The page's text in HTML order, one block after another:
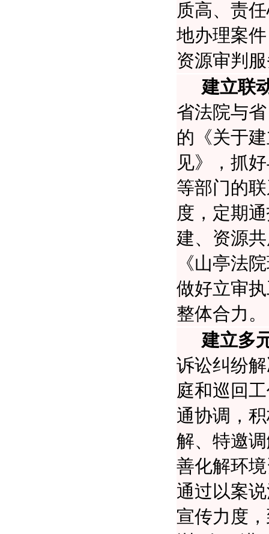
质高、责
地办理案
资源审判
建立联
省法院与
的《关于
见》， 抓
等部门的
度，定期
建、资源
《山亭法
做好立审
整体合力。
建立多
诉讼纠纷
庭和巡回
通协调，
解、特邀
善化解环
通过以案
宣传力度